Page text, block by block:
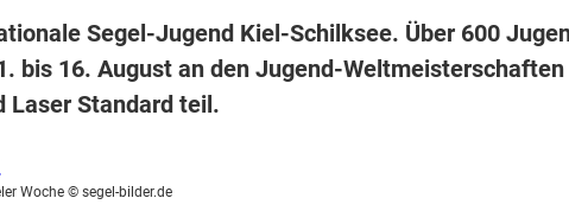
Segel-Jugend Kiel-Schilksee. Über 600
bis 16. August an den Jugend-
Laser Standard teil.
Woche © segel-bilder.de